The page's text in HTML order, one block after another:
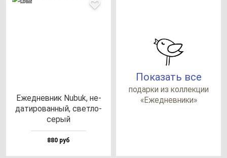
Ежед­нев­ник Nubuk, не­
да­ти­ро­ван­ный, свет­ло-
се­рый
880 руб
Показать все
по­дар­ки из кол­лек­ции
«Ежед­нев­ни­ки»